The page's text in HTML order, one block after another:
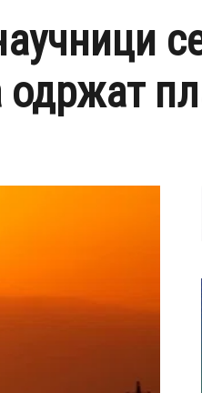
одржат